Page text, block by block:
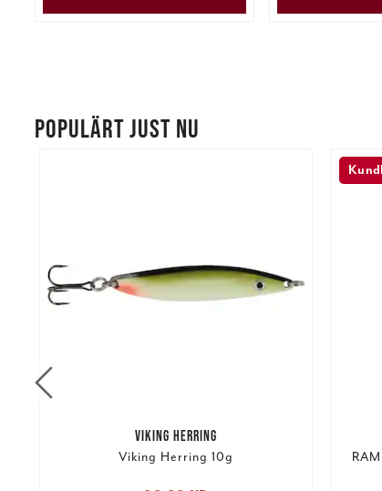
POPULÄRT JUST NU
VIKING HERRING
Viking Herring 10g